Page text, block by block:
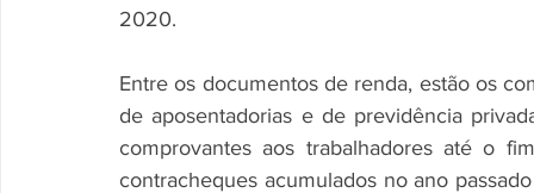
2020.
Entre os documentos de renda, estão os
de aposentadorias e de previdência
comprovantes aos trabalhadores até o
contracheques acumulados no ano